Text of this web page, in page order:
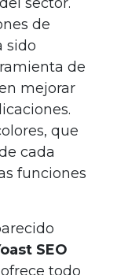
de
sido
de
mejorar
que
cada
funciones
SEO
todo